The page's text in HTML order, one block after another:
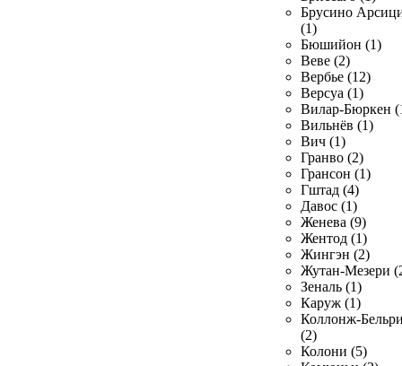
Брусино
(1)
Бюшийон (1)
Веве (2)
Вербье (12)
Версуа (1)
Вилар-Бюркен
Вильнёв (1)
Вич (1)
Гранво (2)
Грансон (1)
Гштад (4)
Давос (1)
Женева (9)
Жентод (1)
Жингэн (2)
Жутан-Мезери
Зеналь (1)
Каруж (1)
Коллонж-
(2)
Колони (5)